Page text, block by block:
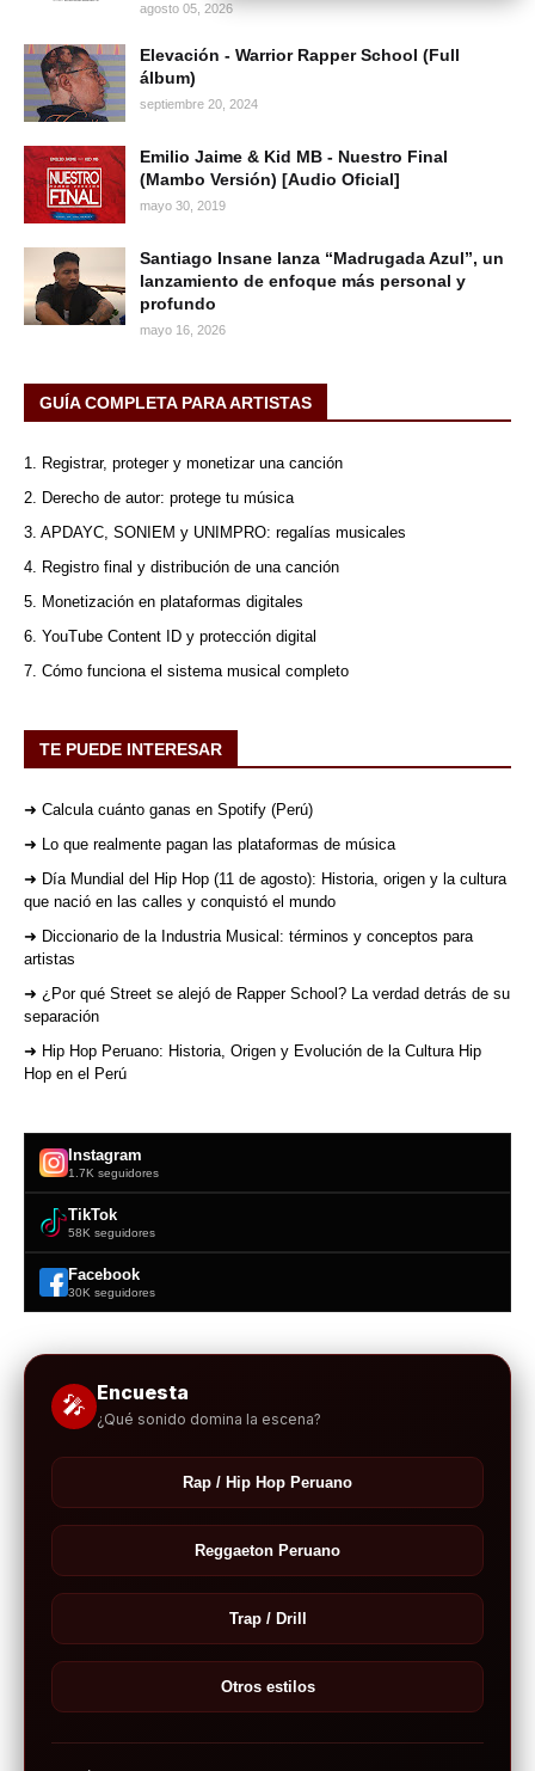
agosto 05, 2026
Elevación - Warrior Rapper School (Full
álbum)
septiembre 20, 2024
Emilio Jaime & Kid MB - Nuestro Final
(Mambo Versión) [Audio Oficial]
mayo 30, 2019
Santiago Insane lanza “Madrugada Azul”, un
lanzamiento de enfoque más personal y
profundo
mayo 16, 2026
GUÍA COMPLETA PARA ARTISTAS
1. Registrar, proteger y monetizar una canción
2. Derecho de autor: protege tu música
3. APDAYC, SONIEM y UNIMPRO: regalías musicales
4. Registro final y distribución de una canción
5. Monetización en plataformas digitales
6. YouTube Content ID y protección digital
7. Cómo funciona el sistema musical completo
TE PUEDE INTERESAR
➜ Calcula cuánto ganas en Spotify (Perú)
➜ Lo que realmente pagan las plataformas de música
➜ Día Mundial del Hip Hop (11 de agosto): Historia, origen y la cultura
que nació en las calles y conquistó el mundo
➜ Diccionario de la Industria Musical: términos y conceptos para
artistas
➜ ¿Por qué Street se alejó de Rapper School? La verdad detrás de su
separación
➜ Hip Hop Peruano: Historia, Origen y Evolución de la Cultura Hip
Hop en el Perú
Instagram
1.7K seguidores
TikTok
58K seguidores
Facebook
30K seguidores
🎤 Encuesta
¿Qué sonido domina la escena?
Rap / Hip Hop Peruano
Reggaeton Peruano
Trap / Drill
Otros estilos